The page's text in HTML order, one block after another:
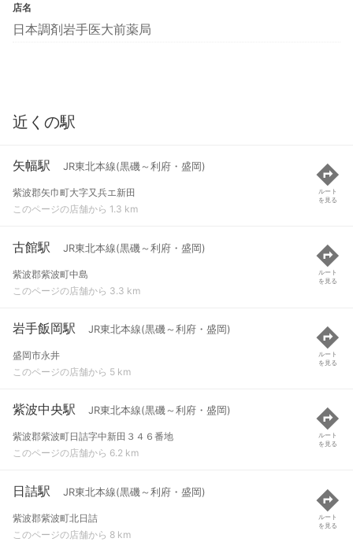
店名
日本調剤岩手医大前薬局
近くの駅
矢幅駅 JR東北本線(黒磯～利府・盛岡)
紫波郡矢巾町大字又兵エ新田
このページの店舗から 1.3 km
ルート
を見る
古館駅 JR東北本線(黒磯～利府・盛岡)
紫波郡紫波町中島
このページの店舗から 3.3 km
ルート
を見る
岩手飯岡駅 JR東北本線(黒磯～利府・盛岡)
盛岡市永井
このページの店舗から 5 km
ルート
を見る
紫波中央駅 JR東北本線(黒磯～利府・盛岡)
紫波郡紫波町日詰字中新田３４６番地
このページの店舗から 6.2 km
ルート
を見る
日詰駅 JR東北本線(黒磯～利府・盛岡)
紫波郡紫波町北日詰
このページの店舗から 8 km
ルート
を見る